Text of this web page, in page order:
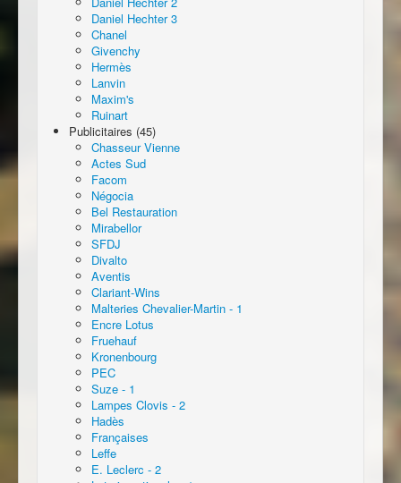
Daniel Hechter 3
Chanel
Givenchy
Hermès
Lanvin
Maxim's
Ruinart
Publicitaires (45)
Chasseur Vienne
Actes Sud
Facom
Négocia
Bel Restauration
Mirabellor
SFDJ
Divalto
Aventis
Clariant-Wins
Malteries Chevalier-Martin - 1
Encre Lotus
Fruehauf
Kronenbourg
PEC
Suze - 1
Lampes Clovis - 2
Hadès
Françaises
Leffe
E. Leclerc - 2